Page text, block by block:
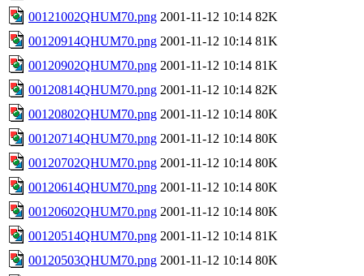
00121002QHUM70.png 2001-11-12 10:14 82K
00120914QHUM70.png 2001-11-12 10:14 81K
00120902QHUM70.png 2001-11-12 10:14 81K
00120814QHUM70.png 2001-11-12 10:14 82K
00120802QHUM70.png 2001-11-12 10:14 80K
00120714QHUM70.png 2001-11-12 10:14 80K
00120702QHUM70.png 2001-11-12 10:14 80K
00120614QHUM70.png 2001-11-12 10:14 80K
00120602QHUM70.png 2001-11-12 10:14 80K
00120514QHUM70.png 2001-11-12 10:14 81K
00120503QHUM70.png 2001-11-12 10:14 80K